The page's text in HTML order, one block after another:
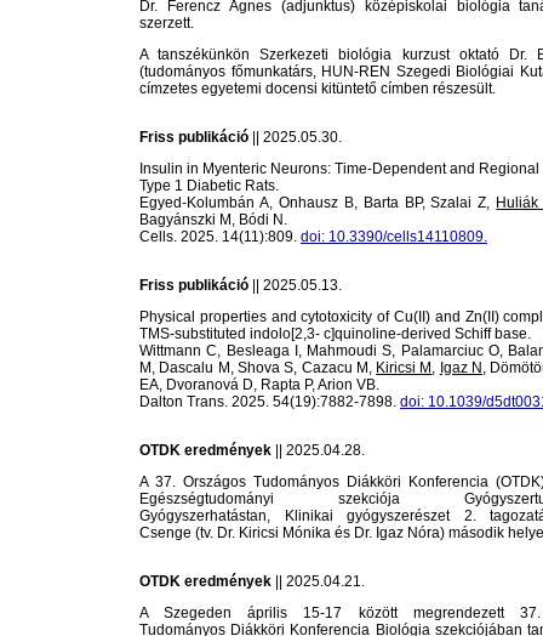
Dr. Ferencz Ágnes (adjunktus) középiskolai biológia
szerzett.
A tanszékünkön Szerkezeti biológia kurzust oktató Dr.
(tudományos főmunkatárs, HUN-REN Szegedi Biológiai
címzetes egyetemi docensi kitüntető címben részesült.
Friss publikáció || 2025.05.30.
Insulin in Myenteric Neurons: Time-Dependent and
Type 1 Diabetic Rats.
Egyed-Kolumbán A, Onhausz B, Barta BP, Szalai Z, Huliák
Bagyánszki M, Bódi N.
Cells. 2025. 14(11):809. doi: 10.3390/cells14110809.
Friss publikáció || 2025.05.13.
Physical properties and cytotoxicity of Cu(II) and Zn(II)
TMS-substituted indolo[2,3- c]quinoline-derived Schiff base.
Wittmann C, Besleaga I, Mahmoudi S, Palamarciuc O,
M, Dascalu M, Shova S, Cazacu M, Kiricsi M , Igaz N ,
EA, Dvoranová D, Rapta P, Arion VB.
Dalton Trans. 2025. 54(19):7882-7898. doi: 10.1039/
OTDK eredmények || 2025.04.28.
A 37. Országos Tudományos Diákköri Konferencia
Egészségtudományi szekciója
Gyógyszerhatástan, Klinikai gyógyszerészet 2.
Csenge (tv. Dr. Kiricsi Mónika és Dr. Igaz Nóra) második
OTDK eredmények || 2025.04.21.
A Szegeden április 15-17 között megrendezett 37.
Tudományos Diákköri Konferencia Biológia szekciójában